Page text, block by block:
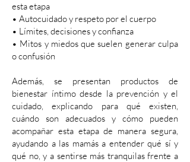
esta etapa
• Autocuidado y respeto por el cuerpo
• Límites, decisiones y confianza
• Mitos y miedos que suelen generar culpa
o confusión
Además, se presentan productos de
bienestar íntimo desde la prevención y el
cuidado, explicando para qué existen,
cuándo son adecuados y cómo pueden
acompañar esta etapa de manera segura,
ayudando a las mamás a entender qué sí y
qué no, y a sentirse más tranquilas frente a